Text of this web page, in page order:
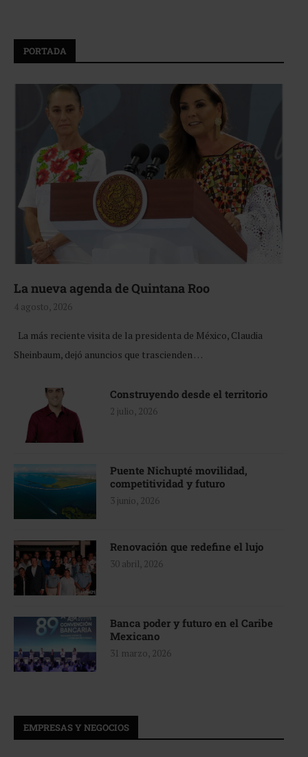
PORTADA
La nueva agenda de Quintana Roo
4 agosto, 2026
La más reciente visita de la presidenta de México, Claudia
Sheinbaum, dejó anuncios que trascienden …
Construyendo desde el territorio
2 julio, 2026
Puente Nichupté movilidad,
competitividad y futuro
3 junio, 2026
Renovación que redefine el lujo
30 abril, 2026
Banca poder y futuro en el Caribe
Mexicano
31 marzo, 2026
EMPRESAS Y NEGOCIOS